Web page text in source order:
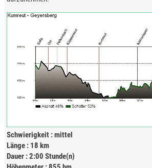
Schwierigkeit : mittel
Länge : 18 km
Dauer : 2:00 Stunde(n)